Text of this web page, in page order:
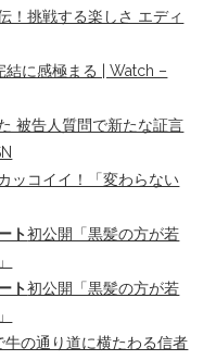
！挑戦する楽しさ エディ
結に感極まる | Watch –
被告人質問で新たな証言
ッコイイ！「変わらない
ト初公開「黒髪の方が若
ト初公開「黒髪の方が若
の通り道に横たわる信者